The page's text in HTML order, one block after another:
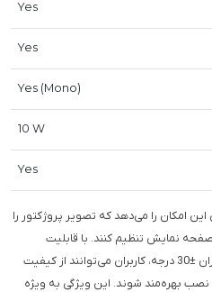
Yes
Yes
Yes (Mono)
10 W
Yes
این امکان را می‌دهد که تصویر پروژکتور را
نمایش تنظیم کنند. با قابلیت
تصحیح کیستون افقی و عمودی به میزان ±30 درجه، کاربران می‌توانند از کیفیت
بهره‌مند شوند. این ویژگی به ویژه